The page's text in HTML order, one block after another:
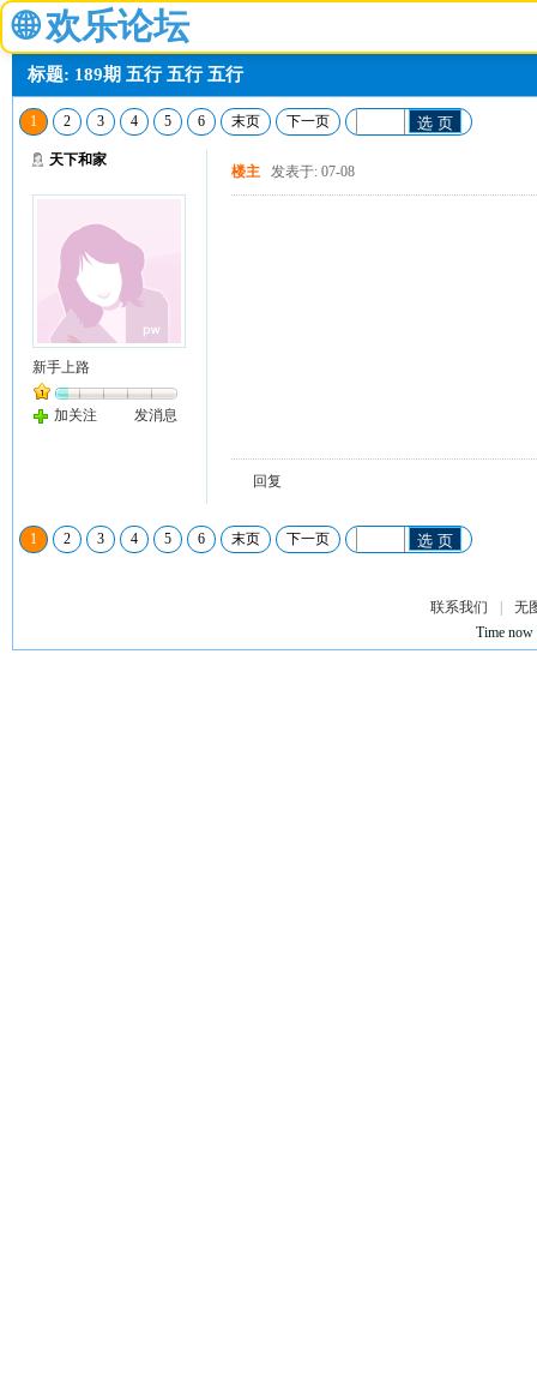
🌐 欢乐论坛
标题: 189期 五行 五行 五行
1 2 3 4 5 6 末页 下一页 选 页
天下和家
新手上路
加关注 发消息
楼主 发表于: 07-08
回复
1 2 3 4 5 6 末页 下一页 选 页
联系我们
无
Time now